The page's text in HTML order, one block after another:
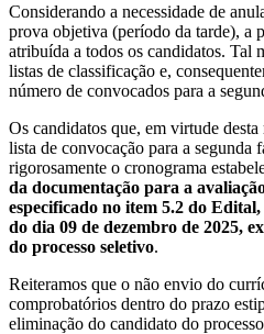
Considerando a necessidade de
prova objetiva (período da tarde), a
atribuída a todos os candidatos. Tal
listas de classificação e,
número de convocados para a
Os candidatos que, em virtude
lista de convocação para a segunda
rigorosamente o cronograma
da documentação para a
especificado no item 5.2 do
do dia 09 de dezembro de 2025,
do processo seletivo.
Reiteramos que o não envio do
comprobatórios dentro do prazo
eliminação do candidato do